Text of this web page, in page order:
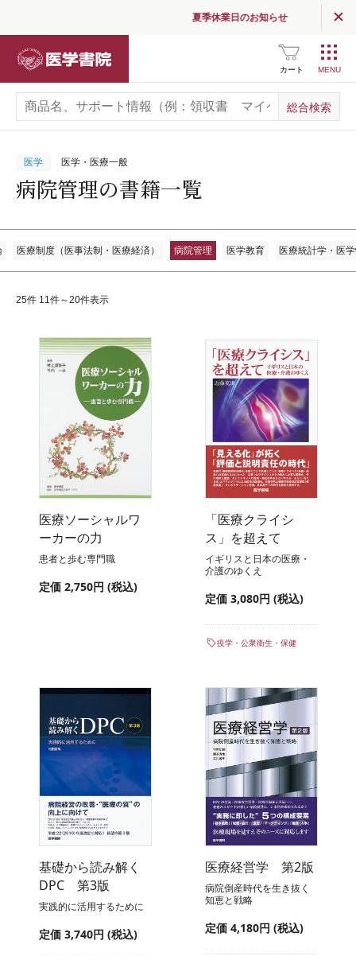
夏季休業日のお知らせ
カート
医学 医学・医療一般
病院管理の書籍一覧
医療制度（医事法制・医療経済） 病院管理 医学教育 医療統計学・医
25件 11件～20件表示
医療ソーシャルワ
ーカーの力
患者と歩む専門職
定価 2,750円 (税込)
「医療クライシ
ス」を超えて
イギリスと日本の医療・
介護のゆくえ
定価 3,080円 (税込)
疫学・公衆衛生・保健
基礎から読み解く
DPC 第3版
実践的に活用するために
定価 3,740円 (税込)
医療経営学 第2版
病院倒産時代を生き抜く
知恵と戦略
定価 4,180円 (税込)